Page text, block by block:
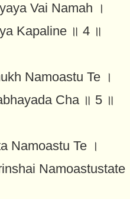
Vai Namah ।
Kapaline ॥ 4 ॥
Namoastu Te ।
Cha ॥ 5 ॥
Namoastu Te ।